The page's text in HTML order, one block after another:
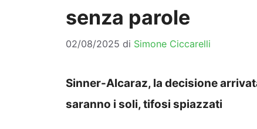
senza parole
02/08/2025 di Simone Ciccarelli
Sinner-Alcaraz, la decisione
saranno i soli, tifosi spiazzati